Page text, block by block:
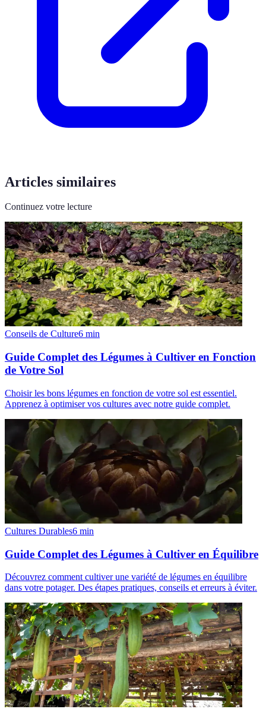
Articles similaires
Continuez votre lecture
Conseils de Culture6 min
Guide Complet des Légumes à Cultiver en Fonction
de Votre Sol
Choisir les bons légumes en fonction de votre sol est essentiel.
Apprenez à optimiser vos cultures avec notre guide complet.
Cultures Durables6 min
Guide Complet des Légumes à Cultiver en Équilibre
Découvrez comment cultiver une variété de légumes en équilibre
dans votre potager. Des étapes pratiques, conseils et erreurs à éviter.